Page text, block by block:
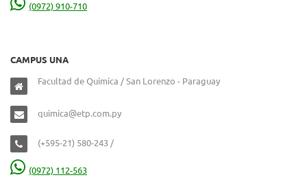
(0972) 910-710
CAMPUS UNA
Facultad de Química / San Lorenzo - Paraguay
quimica@etp.com.py
(+595-21) 580-243 /
(0972) 112-563